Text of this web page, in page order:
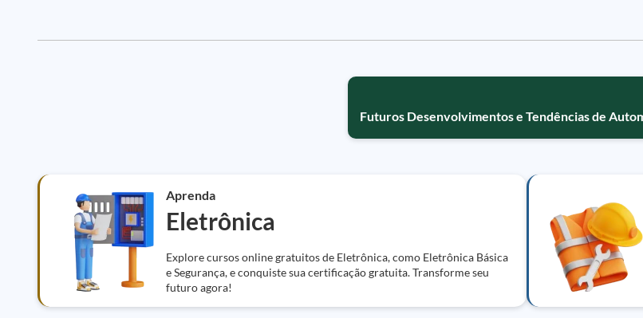
Futuros Desenvolvimentos e Tendências de
Aprenda
Eletrônica
Explore cursos online gratuitos de Eletrônica, como Eletrônica Básica
e Segurança, e conquiste sua certificação gratuita. Transforme seu
futuro agora!